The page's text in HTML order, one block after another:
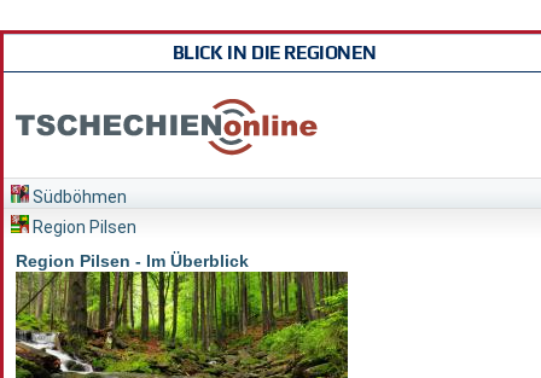
BLICK IN DIE REGIONEN
Südböhmen
Region Pilsen
Region Pilsen - Im Überblick